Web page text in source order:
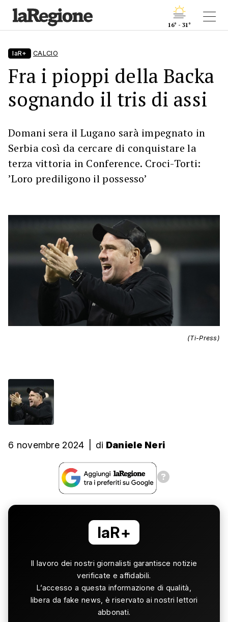
16° - 31°
laR+ CALCIO
Fra i pioppi della Backa
sognando il tris di assi
Domani sera il Lugano sarà impegnato in
Serbia così da cercare di conquistare la
terza vittoria in Conference. Croci-Torti:
’Loro prediligono il possesso’
(Ti-Press)
6 novembre 2024 di Daniele Neri
laR+
Il lavoro dei nostri giornalisti garantisce notizie
verificate e affidabili.
L’accesso a questa informazione di qualità,
libera da fake news, è riservato ai nostri lettori
abbonati.